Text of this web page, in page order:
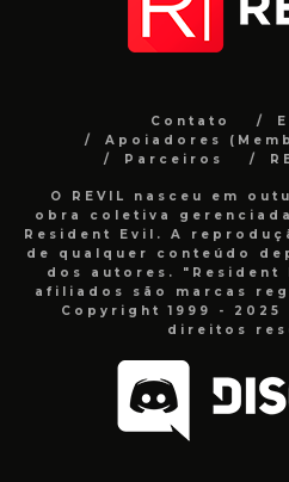
Contato
Apoiadores
Parceiros
O REVIL nasceu em
obra coletiva
Resident Evil. A
de qualquer conteúdo
dos autores. "Resident
afiliados são marcas
Copyright 1999 - 2025
direitos